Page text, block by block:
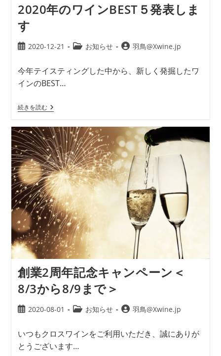
2020年のワインBEST５発表しま
す
2020-12-21 お知らせ 羽鳥@Xwine.jp
今年テイスティングした中から、新しく発掘したワ
インのBEST…
続きを読む
創業2周年記念キャンペーン＜
8/3から8/9まで＞
2020-08-01 お知らせ 羽鳥@Xwine.jp
いつもクロスワインをご利用いただき、誠にありが
とうございます…